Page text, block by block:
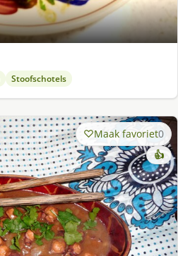
Stoofschotels
Maak favoriet0
👍